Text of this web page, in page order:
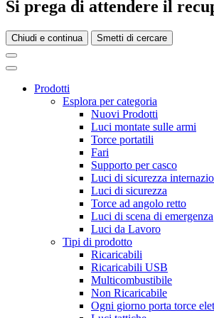
Si prega di attendere il
Chiudi e continua Smetti di cercare
Prodotti
Esplora per categoria
Nuovi Prodotti
Luci montate sulle armi
Torce portatili
Fari
Supporto per casco
Luci di sicurezza
Luci di sicurezza
Torce ad angolo retto
Luci di scena di emergenza
Luci da Lavoro
Tipi di prodotto
Ricaricabili
Ricaricabili USB
Multicombustibile
Non Ricaricabile
Ogni giorno porta torce